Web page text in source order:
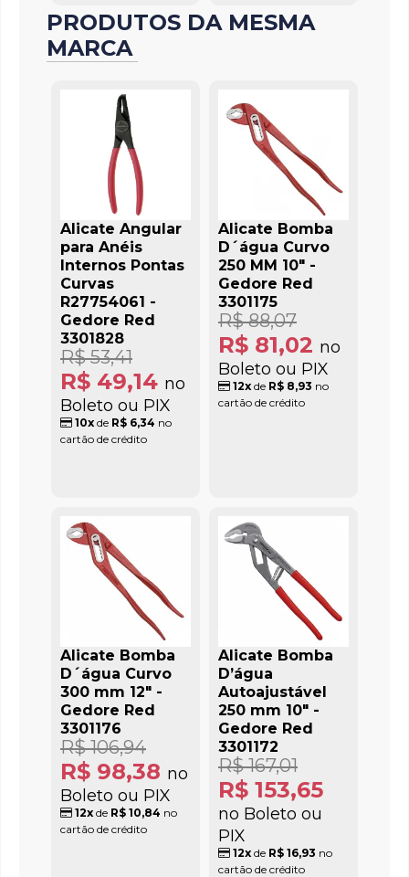
PRODUTOS DA MESMA
MARCA
Alicate Angular
para Anéis
Internos Pontas
Curvas
R27754061 -
Gedore Red
3301828
R$ 49,14 no
Boleto ou PIX
R$ 53,41
10x de R$ 6,34 no
cartão de crédito
Alicate Bomba
D´água Curvo
250 MM 10" -
Gedore Red
3301175
R$ 81,02 no
Boleto ou PIX
R$ 88,07
12xde R$ 8,93 no
cartão de crédito
Alicate Bomba
D´água Curvo
300 mm 12" -
Gedore Red
3301176
R$ 98,38 no
Boleto ou PIX
R$ 106,94
12x de R$ 10,84 no
cartão de crédito
Alicate Bomba
D’água
Autoajustável
250 mm 10" -
Gedore Red
3301172
R$ 153,65
no Boleto ou
PIX
R$ 167,01
12xde R$ 16,93 no
cartão de crédito